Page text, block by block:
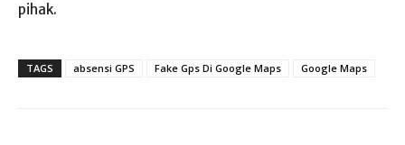
pihak.
TAGS absensi GPS Fake Gps Di Google Maps Google Maps